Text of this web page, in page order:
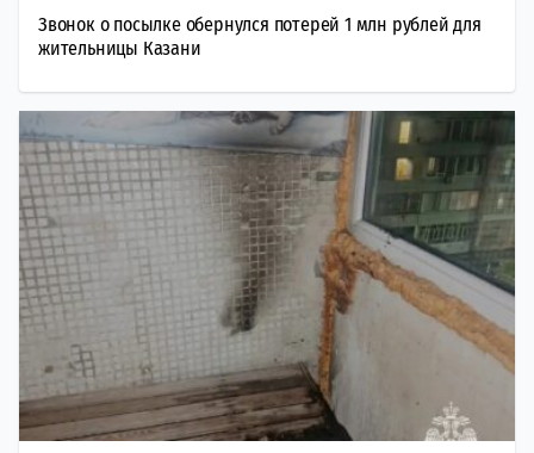
Звонок о посылке обернулся потерей 1 млн рублей для
жительницы Казани